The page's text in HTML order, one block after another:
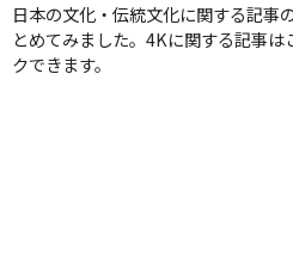
日本の文化・伝統文化に関する記事
とめてみました。4Kに関する記事
クできます。